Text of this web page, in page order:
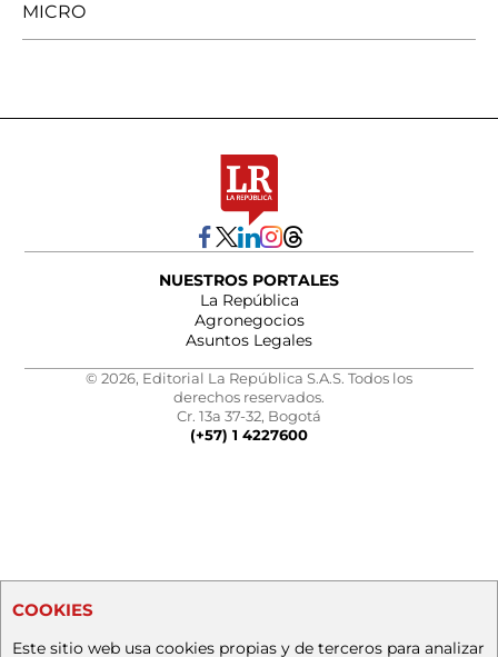
MICRO
NUESTROS PORTALES
La República
Agronegocios
Asuntos Legales
© 2026, Editorial La República S.A.S. Todos los
derechos reservados.
Cr. 13a 37-32, Bogotá
(+57) 1 4227600
COOKIES
Este sitio web usa cookies propias y de terceros para analizar